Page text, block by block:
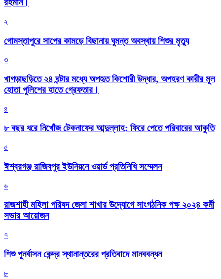
রহমান।
২
গোমস্তাপুরে সাপের কামড়ে বিছানায় ঘুমন্ত অবস্থায় শিশুর মৃত্যু
৩
খাগড়াছড়িতে ২৪ ঘন্টার মধ্যে অপহৃত কিশোরী উদ্ধার, অপহরণ কারীর মূল
হোতা পুলিশের হাতে গ্রেফতার।
৪
৮ বছর ধরে নিখোঁজ টেকনাফের আব্দুল্লাহ: ফিরে পেতে পরিবারের আকুতি
৫
ঈশ্বরগঞ্জ রাজিবপুর ইউনিয়নে ওয়ার্ড প্রতিনিধি সম্মেলন
৬
রাজশাহী মহিলা পরিষদ জেলা শাখার উদ্যোগে সাংগঠনিক পক্ষ ২০২৪ কর্মী
সভার আয়োজন
৭
শিশু পুনর্বাসন কেন্দ্র স্থানান্তরের প্রতিবাদে মানববন্ধন
৮